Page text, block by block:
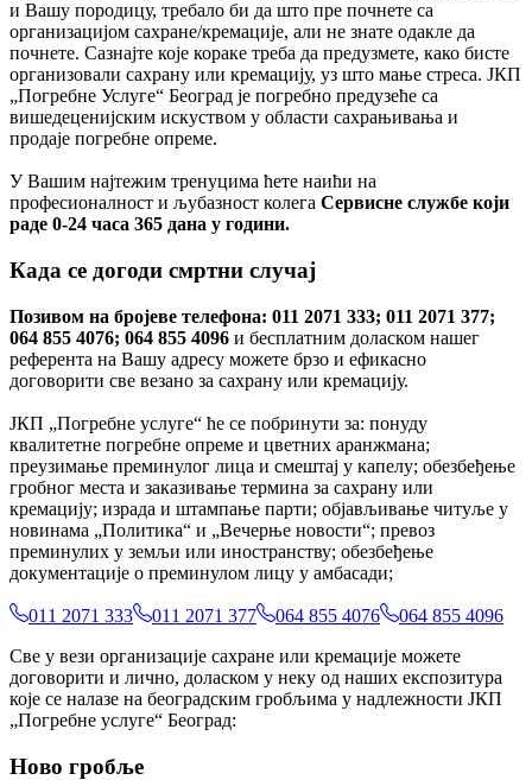
и Вашу породицу, требало би да што пре почнете са
организацијом сахране/кремације, али не знате одакле да
почнете. Сазнајте које кораке треба да предузмете, како бисте
организовали сахрану или кремацију, уз што мање стреса. ЈКП
„Погребне Услуге“ Београд је погребно предузеће са
вишедеценијским искуством у области сахрањивања и
продаје погребне опреме.
У Вашим најтежим тренуцима ћете наићи на
професионалност и љубазност колега Сервисне службе који
раде 0-24 часа 365 дана у години.
Када се догоди смртни случај
Позивом на бројеве телефона: 011 2071 333; 011 2071 377;
064 855 4076; 064 855 4096 и бесплатним доласком нашег
референта на Вашу адресу можете брзо и ефикасно
договорити све везано за сахрану или кремацију.
ЈКП „Погребне услуге“ ће се побринути за: понуду
квалитетне погребне опреме и цветних аранжмана;
преузимање преминулог лица и смештај у капелу; обезбеђење
гробног места и заказивање термина за сахрану или
кремацију; израда и штампање парти; објављивање читуље у
новинама „Политика“ и „Вечерње новости“; превоз
преминулих у земљи или иностранству; обезбеђење
документације о преминулом лицу у амбасади;
011 2071 333 011 2071 377 064 855 4076
064 855 4096
Све у вези организације сахране или кремације можете
договорити и лично, доласком у неку од наших експозитура
које се налазе на београдским гробљима у надлежности ЈКП
„Погребне услуге“ Београд:
Ново гробље